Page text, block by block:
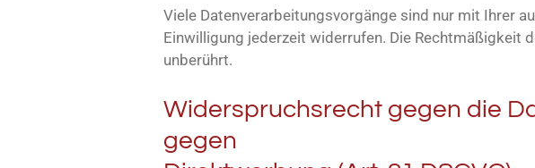
Viele Datenverarbeitungsvorgänge sind nur mit Ihrer
Einwilligung jederzeit widerrufen. Die Rechtmäßigkeit
unberührt.
Widerspruchsrecht gegen die
gegen